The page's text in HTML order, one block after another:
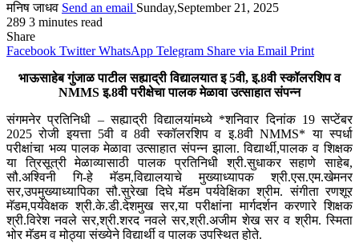
मनिष जाधव Send an email Sunday,September 21, 2025
289 3 minutes read
Share
Facebook Twitter WhatsApp Telegram Share via Email Print
भाऊसाहेब गुंजाळ पाटील सह्याद्री विद्यालयात इ 5वी, इ.8वी स्कॉलरशिप व
NMMS इ.8वी परीक्षेचा पालक मेळावा उत्साहात संपन्न
संगमनेर प्रतिनिधी – सह्याद्री विद्यालयांमध्ये *शनिवार दिनांक 19 सप्टेंबर
2025 रोजी इयत्ता 5वी व 8वी स्कॉलरशिप व इ.8वी NMMS* या स्पर्धा
परीक्षांचा भव्य पालक मेळावा उत्साहात संपन्न झाला. विद्यार्थी,पालक व शिक्षक
या त्रिसूत्री मेळाव्यासाठी पालक प्रतिनिधी श्री.सुधाकर सहाणे साहेब,
सौ.अश्विनी गि-हे मॅडम,विद्यालयाचे मुख्याध्यापक श्री.एस.एम.खेमनर
सर,उपमुख्याध्यापिका सौ.सुरेखा दिघे मॅडम पर्यवेक्षिका श्रीम. संगीता रणशूर
मॅडम,पर्यवेक्षक श्री.के.डी.देशमुख सर,या परीक्षांना मार्गदर्शन करणारे शिक्षक
श्री.विरेश नवले सर,श्री.शरद नवले सर,श्री.अजीम शेख सर व श्रीम. स्मिता
भोर मॅडम व मोठ्या संख्येने विद्यार्थी व पालक उपस्थित होते.